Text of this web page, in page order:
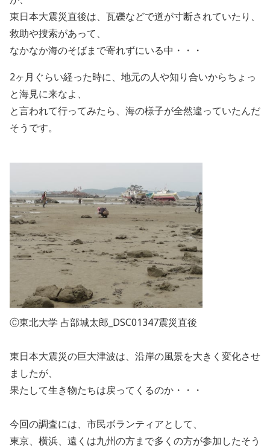
東日本大震災直後は、瓦礫などで道が寸断されていたり、
救助や捜索があって、
なかなか海のそばまで寄れずにいる中・・・
2ヶ月ぐらい経った時に、地元の人や知り合いからちょっ
と海見に来なよ、
と言われて行ってみたら、海の様子が全然違っていたんだ
そうです。
Ⓒ東北大学 占部城太郎_DSC01347震災直後
東日本大震災の巨大津波は、沿岸の風景を大きく変化させ
ましたが、
果たして生き物たちは戻ってくるのか・・・
今回の調査には、市民ボランティアとして、
東京、横浜、遠くは九州の方まで多くの方が参加したそう